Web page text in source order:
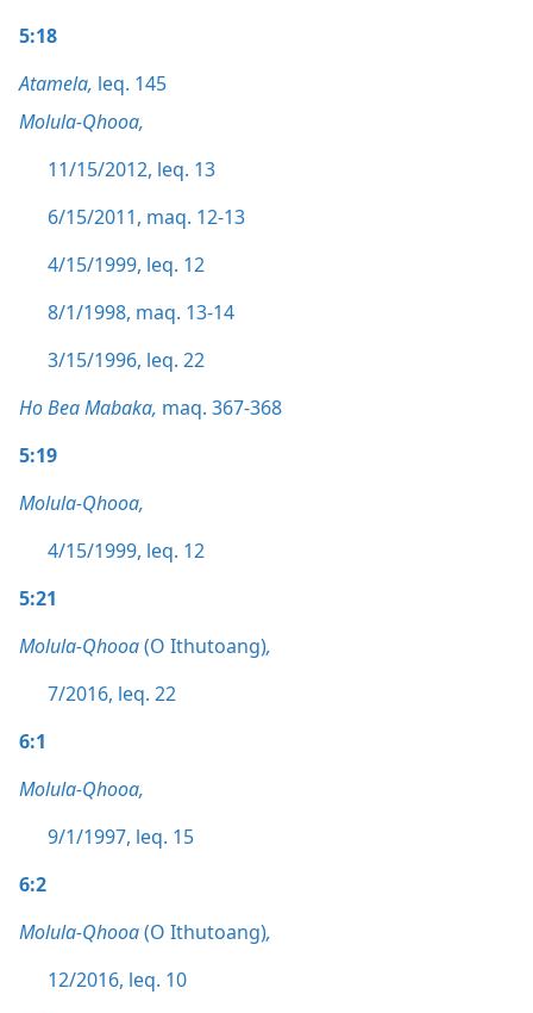
5:18
Atamela, leq. 145
Molula-Qhooa,
11/15/2012, leq. 13
6/15/2011, maq. 12-13
4/15/1999, leq. 12
8/1/1998, maq. 13-14
3/15/1996, leq. 22
Ho Bea Mabaka, maq. 367-368
5:19
Molula-Qhooa,
4/15/1999, leq. 12
5:21
Molula-Qhooa(O Ithutoang),
7/2016, leq. 22
6:1
Molula-Qhooa,
9/1/1997, leq. 15
6:2
Molula-Qhooa(O Ithutoang),
12/2016, leq. 10